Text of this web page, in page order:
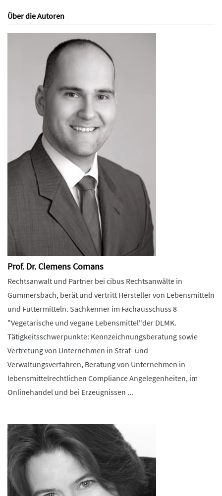
Über die Autoren
Prof. Dr. Clemens Comans
Rechtsanwalt und Partner bei cibus Rechtsanwälte in
Gummersbach, berät und vertritt Hersteller von Lebensmitteln
und Futtermitteln. Sachkenner im Fachausschuss 8
"Vegetarische und vegane Lebensmittel"der DLMK.
Tätigkeitsschwerpunkte: Kennzeichnungsberatung sowie
Vertretung von Unternehmen in Straf- und
Verwaltungsverfahren, Beratung von Unternehmen in
lebensmittelrechtlichen Compliance Angelegenheiten, im
Onlinehandel und bei Erzeugnissen ...